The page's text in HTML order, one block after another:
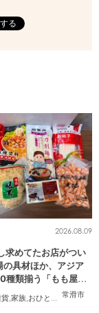
る
常滑市
2026.08.09
求めてたお店がつい
具材ほか、アジア
種類揃う「もも屋」
6(土)オープン
,家族,おひとりさま , 友人